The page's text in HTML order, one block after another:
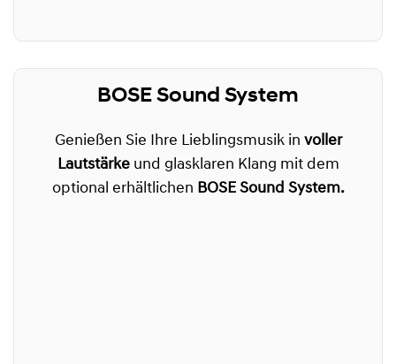
BOSE Sound System
Genießen Sie Ihre Lieblingsmusik in voller
Lautstärke und glasklaren Klang mit dem
optional erhältlichen BOSE Sound System.